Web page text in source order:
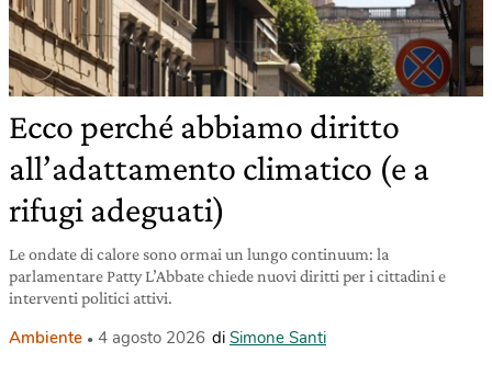
Ecco perché abbiamo diritto
all’adattamento climatico (e a
rifugi adeguati)
Le ondate di calore sono ormai un lungo continuum: la
parlamentare Patty L’Abbate chiede nuovi diritti per i cittadini e
interventi politici attivi.
Ambiente 4 agosto 2026 di Simone Santi